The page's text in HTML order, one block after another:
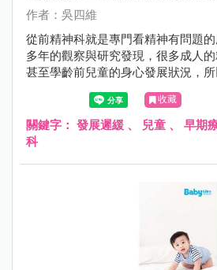
作者：吳四維
從前精神科就是專門看精神有問題
多年的觀察與研究發現，很多成人
甚至學齡前兒童的身心發展狀況，所
重視學齡前兒童的醫療服務。
收藏
關鍵字： 發展遲緩 、 兒童 、 早期
科